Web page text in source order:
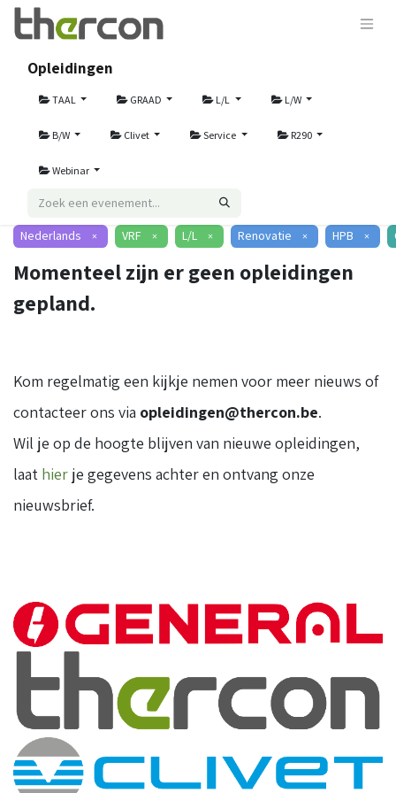
Opleidingen
TAAL GRAAD L/L L/W
B/W Clivet Service R290
Webinar
Nederlands × VRF × L/L × Renovatie × HPB ×
Momenteel zijn er geen opleidingen
gepland.
Kom regelmatig een kijkje nemen voor meer nieuws of
contacteer ons via opleidingen@thercon.be.
Wil je op de hoogte blijven van nieuwe opleidingen,
laat hier je gegevens achter en ontvang onze
nieuwsbrief.